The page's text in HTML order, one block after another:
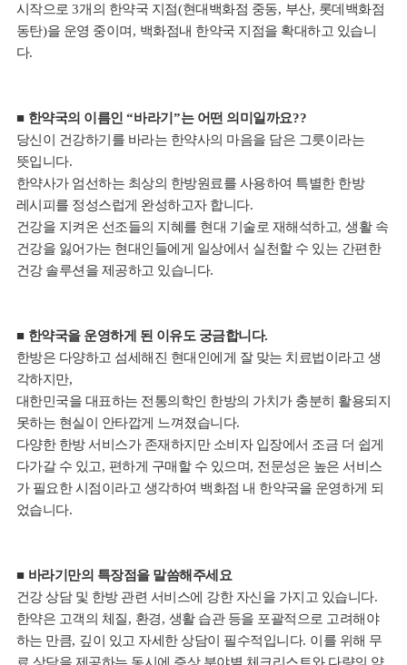
시작으로3개의 한약국 지점(현대백화점 중동, 부산, 롯데백화점
동탄)을 운영 중이며 , 백화점내 한약국 지점을 확대하고 있습니
다.
■ 한약국의 이름인“바라기 ”는 어떤 의미일까요??
당신이 건강하기를 바라는 한약사의 마음을 담은 그릇이라는
뜻입니다.
한약사가 엄선하는 최상의 한방원료를 사용하여 특별한 한방
레시피를 정성스럽게 완성하고자 합니다.
건강을 지켜온 선조들의 지혜를 현대 기술로 재해석하고,생활 속
건강을 잃어가는 현대인들에게 일상에서 실천할 수 있는 간편한
건강 솔루션을 제공하고 있습니다.
■ 한약국을 운영하게 된 이유도 궁금합니다.
한방은 다양하고 섬세해진 현대인에게 잘 맞는 치료법이라고 생
각하지만,
대한민국을 대표하는 전통의학인 한방의 가치가 충분히 활용되지
못하는 현실이 안타깝게 느껴졌습니다.
다양한 한방 서비스가 존재하지만 소비자 입장에서 조금 더 쉽게
다가갈 수 있고, 편하게 구매할 수 있으며, 전문성은 높은 서비스
가 필요한 시점이라고 생각하여 백화점 내 한약국을 운영하게 되
었습니다.
■ 바라기만의 특장점을 말씀해주세요
건강 상담 및 한방 관련 서비스에 강한 자신을 가지고 있습니다.
한약은 고객의 체질, 환경, 생활 습관 등을 포괄적으로 고려해야
하는 만큼, 깊이 있고 자세한 상담이 필수적입니다. 이를 위해 무